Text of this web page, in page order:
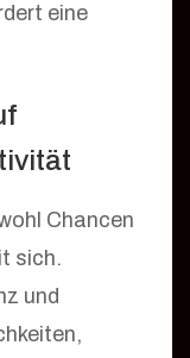
eine
Chancen
sich.
und